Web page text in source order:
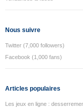
Nous suivre
Twitter (7,000 followers)
Facebook (1,000 fans)
Articles populaires
Les jeux en ligne :